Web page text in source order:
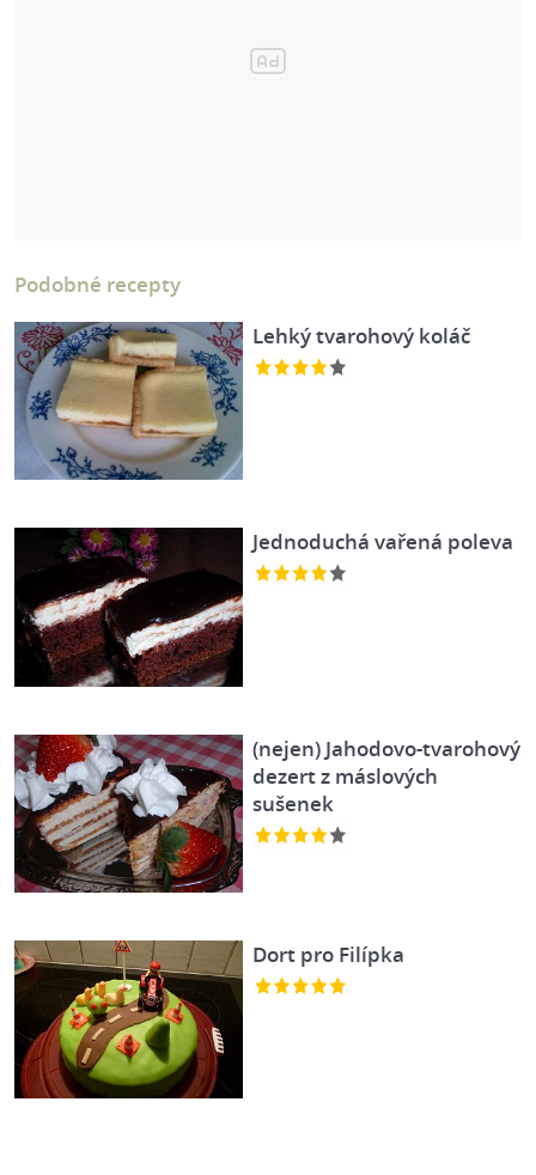
Podobné recepty
Lehký tvarohový koláč
Jednoduchá vařená poleva
(nejen) Jahodovo-tvarohový
dezert z máslových
sušenek
Dort pro Filípka